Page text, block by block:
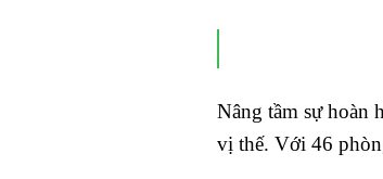
Nâng tầm sự hoàn
vị thế. Với 46